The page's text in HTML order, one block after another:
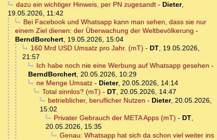
dazu ein wichtiger Hinweis, per PN zugesandt- Dieter,
19.05.2026, 11:42
Bei Facebook und Whatsapp kann man sehen, dass sie nur
einem Ziel dienen: der Überwachung der Weltbevölkerung -
BerndBorchert, 19.05.2026, 15:04
160 Mrd USD Umsatz pro Jahr. (mT) - DT, 19.05.2026,
21:57
Ich habe noch nie eine Werbung auf Whatsapp gesehen -
BerndBorchert, 20.05.2026, 10:29
ne Menge Umsatz- Dieter, 20.05.2026, 14:14
Total sinnlos? (mT) - DT, 20.05.2026, 14:47
betrieblicher, beruflicher Nutzen - Dieter, 20.05.2026,
15:02
Privater Gebrauch der META Apps (mT) - DT,
20.05.2026, 15:35
Genau: Whatsapp hat sich da schon viel weiter ins